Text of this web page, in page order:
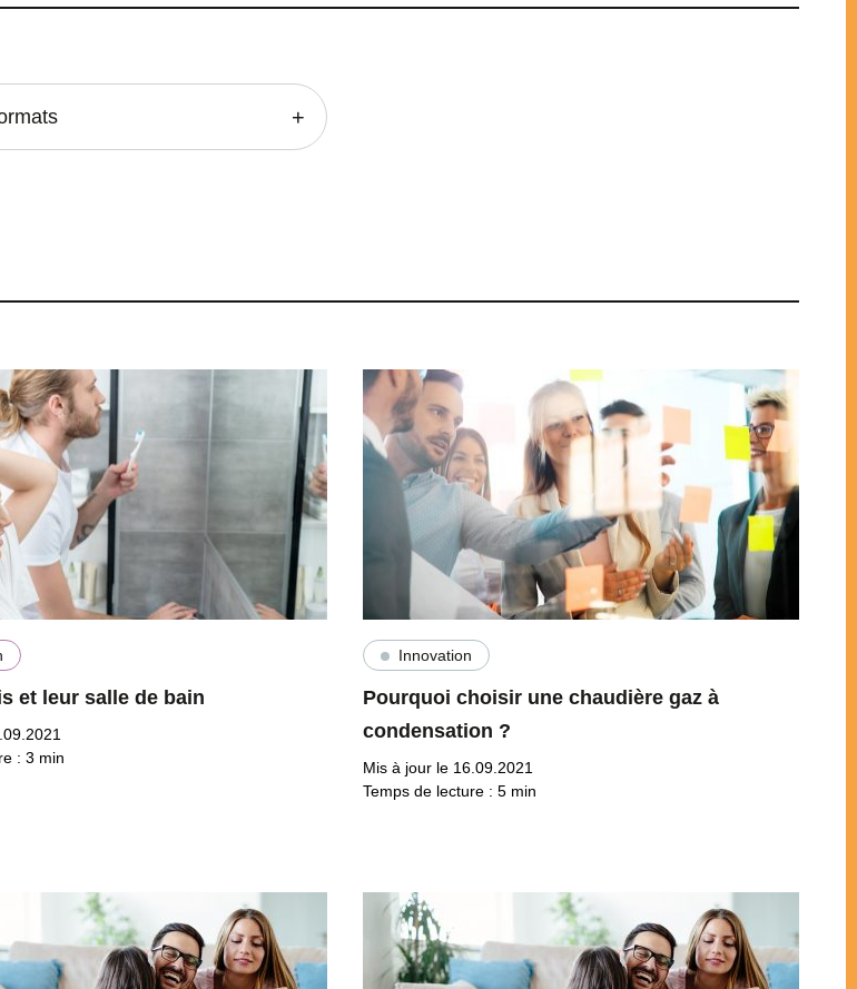
et leur salle de bain
: 3 min
Innovation
Pourquoi choisir une chaudière gaz à
condensation ?
Mis à jour le 16.09.2021
Temps de lecture : 5 min